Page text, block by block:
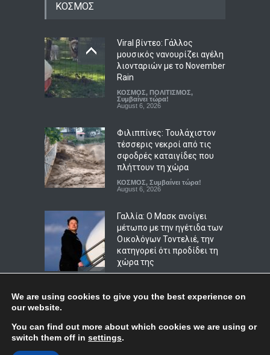
ΠΟΛΙΤΙΚΗ,Συμβαίνει τώρα!
August 7, 2026
Ποιοι γιορτάζουν σήμερα, 7
Αυγούστου – Το
εορτολόγιο
ΚΟΣΜΟΣ
Viral βίντεο: Γάλλος
μουσικός νανουρίζει αγέλη
λιονταριών με το November
Rain
ΚΟΣΜΟΣ, ΠΟΛΙΤΙΣΜΟΣ,
Συμβαίνει τώρα!
August 6, 2026
Φιλιππίνες: Τουλάχιστον
τέσσερις νεκροί από τις
σφοδρές καταιγίδες που
πλήττουν τη χώρα
ΚΟΣΜΟΣ, Συμβαίνει τώρα!
August 6, 2026
Γαλλία: Ο Μασκ ανοίγει
μέτωπο με την ηγέτιδα των
Οικολόγων Τοντελιέ, την
κατηγορεί ότι προδίδει τη
χώρα της
άμεσο τερματισμό των
επιθέσεων κατά αμάχων σε
Top
We are using cookies to give you the best experience on
our website.
You can find out more about which cookies we are using or
switch them off in settings.